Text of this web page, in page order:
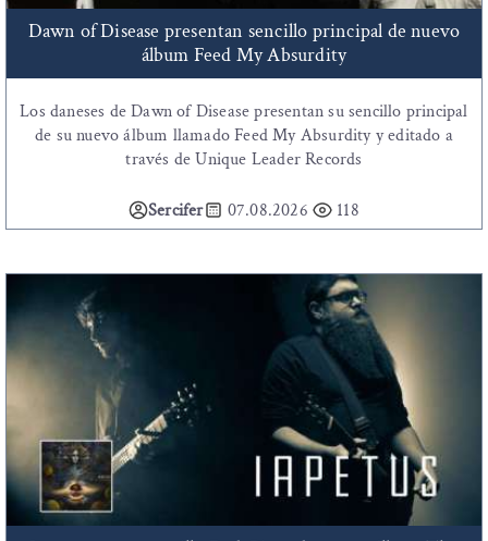
Dawn of Disease presentan sencillo principal de nuevo
álbum Feed My Absurdity
Los daneses de Dawn of Disease presentan su sencillo principal
de su nuevo álbum llamado Feed My Absurdity y editado a
través de Unique Leader Records
Sercifer 07.08.2026 118